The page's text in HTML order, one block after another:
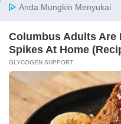
inspiratif
serta